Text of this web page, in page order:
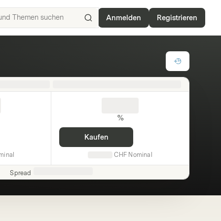
ISIN,
Basiswerte,
Anmelden Registrieren
%
Kaufen
CHF Nominal
Spread